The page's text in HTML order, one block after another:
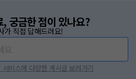
궁금한 점이 있나요?
가 직접 답해드려요!
서비스에 다양한 게시글 보러가기